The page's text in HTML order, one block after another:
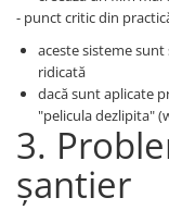
- punct critic din
aceste sisteme
ridicată
dacă sunt aplicate
"pelicula dezlipita"
3.
șantier